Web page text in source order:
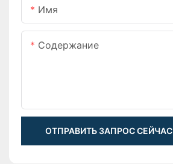
Имя
Содержание
ОТПРАВИТЬ ЗАПРОС СЕЙЧАС